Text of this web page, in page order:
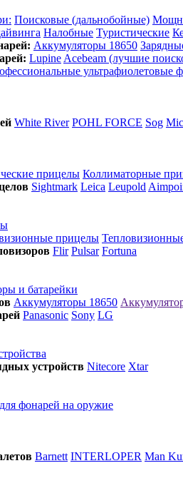
Поисковые (дальнобойные)
Налобные Туристические
Аккумуляторы 18650
Lupine Acebeam (лучшие
ультрафиолетовые
White River POHL FORCE Sog
прицелы Коллиматорные
Sightmark Leica Leupold
прицелы
Flir Pulsar Fortuna
и батарейки
Аккумуляторы 18650
Panasonic Sony LG
устройств Nitecore Xtar
фонарей на оружие
Barnett INTERLOPER Man